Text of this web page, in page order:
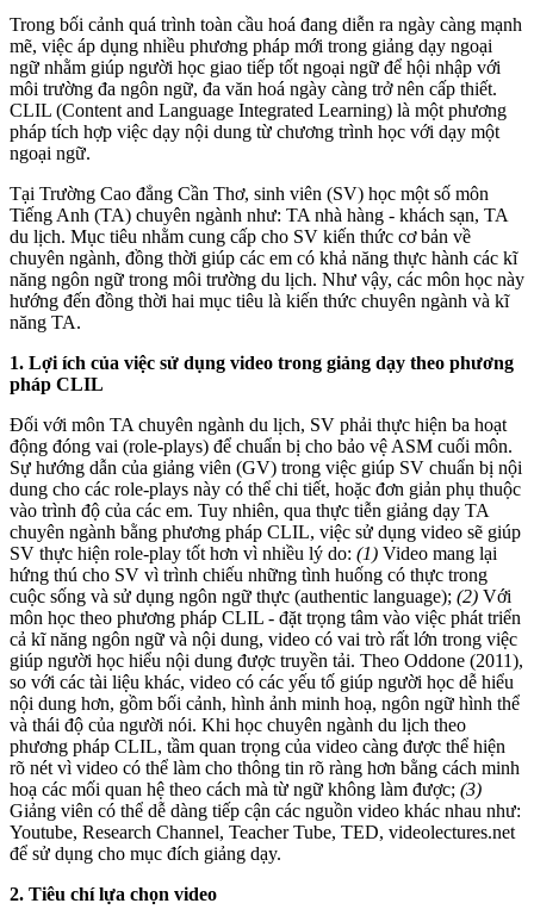
Trong bối cảnh quá trình toàn cầu hoá đang diễn ra ngày càng mạnh
mẽ, việc áp dụng nhiều phương pháp mới trong giảng dạy ngoại
ngữ nhằm giúp người học giao tiếp tốt ngoại ngữ để hội nhập với
môi trường đa ngôn ngữ, đa văn hoá ngày càng trở nên cấp thiết.
CLIL (Content and Language Integrated Learning) là một phương
pháp tích hợp việc dạy nội dung từ chương trình học với dạy một
ngoại ngữ.
Tại Trường Cao đẳng Cần Thơ, sinh viên (SV) học một số môn
Tiếng Anh (TA) chuyên ngành như: TA nhà hàng - khách sạn, TA
du lịch. Mục tiêu nhằm cung cấp cho SV kiến thức cơ bản về
chuyên ngành, đồng thời giúp các em có khả năng thực hành các kĩ
năng ngôn ngữ trong môi trường du lịch. Như vậy, các môn học này
hướng đến đồng thời hai mục tiêu là kiến thức chuyên ngành và kĩ
năng TA.
1. Lợi ích của việc sử dụng video trong giảng dạy theo phương
pháp CLIL
Đối với môn TA chuyên ngành du lịch, SV phải thực hiện ba hoạt
động đóng vai (role-plays) để chuẩn bị cho bảo vệ ASM cuối môn.
Sự hướng dẫn của giảng viên (GV) trong việc giúp SV chuẩn bị nội
dung cho các role-plays này có thể chi tiết, hoặc đơn giản phụ thuộc
vào trình độ của các em. Tuy nhiên, qua thực tiễn giảng dạy TA
chuyên ngành bằng phương pháp CLIL, việc sử dụng video sẽ giúp
SV thực hiện role-play tốt hơn vì nhiều lý do: (1) Video mang lại
hứng thú cho SV vì trình chiếu những tình huống có thực trong
cuộc sống và sử dụng ngôn ngữ thực (authentic language); (2) Với
môn học theo phương pháp CLIL - đặt trọng tâm vào việc phát triển
cả kĩ năng ngôn ngữ và nội dung, video có vai trò rất lớn trong việc
giúp người học hiểu nội dung được truyền tải. Theo Oddone (2011),
so với các tài liệu khác, video có các yếu tố giúp người học dễ hiểu
nội dung hơn, gồm bối cảnh, hình ảnh minh hoạ, ngôn ngữ hình thể
và thái độ của người nói. Khi học chuyên ngành du lịch theo
phương pháp CLIL, tầm quan trọng của video càng được thể hiện
rõ nét vì video có thể làm cho thông tin rõ ràng hơn bằng cách minh
hoạ các mối quan hệ theo cách mà từ ngữ không làm được; (3)
Giảng viên có thể dễ dàng tiếp cận các nguồn video khác nhau như:
Youtube, Research Channel, Teacher Tube, TED, videolectures.net
để sử dụng cho mục đích giảng dạy.
2. Tiêu chí lựa chọn video